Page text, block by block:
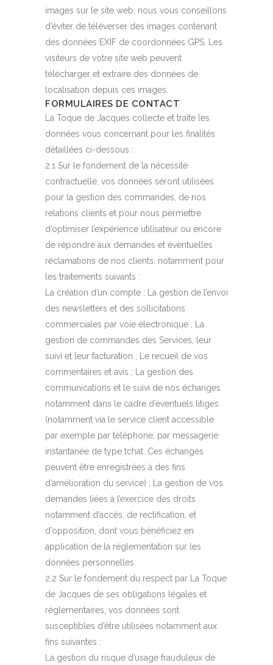
images sur le site web, nous vous conseillons
d’éviter de téléverser des images contenant
des données EXIF de coordonnées GPS. Les
visiteurs de votre site web peuvent
télécharger et extraire des données de
localisation depuis ces images.
FORMULAIRES DE CONTACT
La Toque de Jacques collecte et traite les
données vous concernant pour les finalités
détaillées ci-dessous :
2.1 Sur le fondement de la nécessité
contractuelle, vos données seront utilisées
pour la gestion des commandes, de nos
relations clients et pour nous permettre
d’optimiser l’expérience utilisateur ou encore
de répondre aux demandes et éventuelles
réclamations de nos clients, notamment pour
les traitements suivants :
La création d’un compte ; La gestion de l’envoi
des newsletters et des sollicitations
commerciales par voie électronique ; La
gestion de commandes des Services, leur
suivi et leur facturation ; Le recueil de vos
commentaires et avis ; La gestion des
communications et le suivi de nos échanges
notamment dans le cadre d’éventuels litiges
(notamment via le service client accessible
par exemple par téléphone, par messagerie
instantanée de type tchat. Ces échanges
peuvent être enregistrées à des fins
d’amélioration du service) ; La gestion de vos
demandes liées à l’exercice des droits
notamment d’accès, de rectification, et
d’opposition, dont vous bénéficiez en
application de la règlementation sur les
données personnelles.
2.2 Sur le fondement du respect par La Toque
de Jacques de ses obligations légales et
réglementaires, vos données sont
susceptibles d’être utilisées notamment aux
fins suivantes :
La gestion du risque d’usage frauduleux de